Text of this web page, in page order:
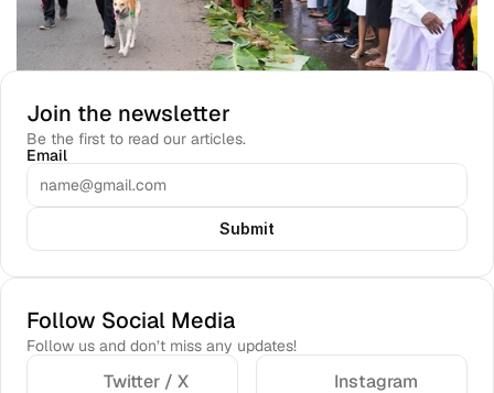
Join the newsletter
Be the first to read our articles.
Email
Submit
Follow Social Media
Follow us and don’t miss any updates!
Twitter / X Instagram